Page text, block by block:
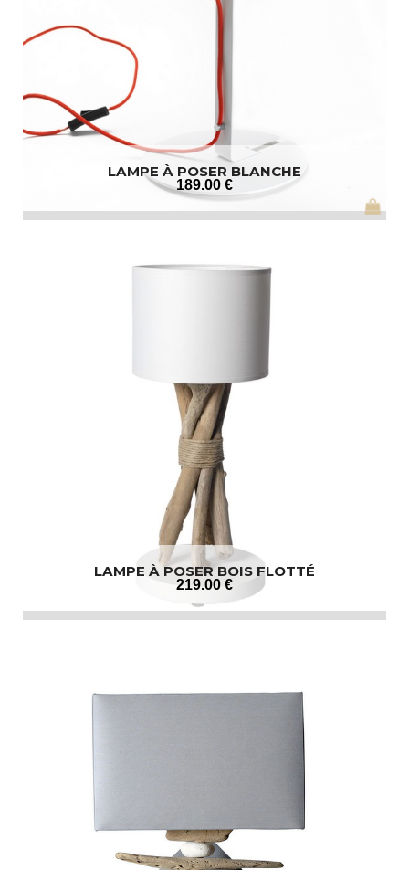
LAMPE À POSER BLANCHE
189.00 €
LAMPE À POSER BOIS FLOTTÉ
219.00 €